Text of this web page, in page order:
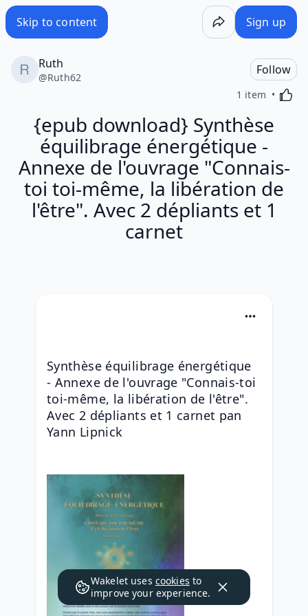
Skip to content Sign up
Ruth
@Ruth62
Follow
1 item
{epub download} Synthèse
équilibrage énergétique -
Annexe de l'ouvrage "Connais-
toi toi-même, la libération de
l'être". Avec 2 dépliants et 1
carnet
Synthèse équilibrage énergétique
- Annexe de l'ouvrage "Connais-toi
toi-même, la libération de l'être".
Avec 2 dépliants et 1 carnet pan
Yann Lipnick
Wakelet uses cookies to
improve your experience.